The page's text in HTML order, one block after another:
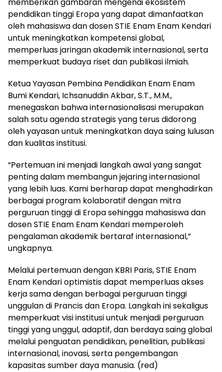
pendidikan tinggi Eropa yang dapat dimanfaatkan
oleh mahasiswa dan dosen STIE Enam Enam Kendari
untuk meningkatkan kompetensi global,
memperluas jaringan akademik internasional, serta
memperkuat budaya riset dan publikasi ilmiah.
Ketua Yayasan Pembina Pendidikan Enam Enam
Bumi Kendari, Ichsanuddin Akbar, S.T., M.M.,
menegaskan bahwa internasionalisasi merupakan
salah satu agenda strategis yang terus didorong
oleh yayasan untuk meningkatkan daya saing lulusan
dan kualitas institusi.
“Pertemuan ini menjadi langkah awal yang sangat
penting dalam membangun jejaring internasional
yang lebih luas. Kami berharap dapat menghadirkan
berbagai program kolaboratif dengan mitra
perguruan tinggi di Eropa sehingga mahasiswa dan
dosen STIE Enam Enam Kendari memperoleh
pengalaman akademik bertaraf internasional,”
ungkapnya.
Melalui pertemuan dengan KBRI Paris, STIE Enam
Enam Kendari optimistis dapat memperluas akses
kerja sama dengan berbagai perguruan tinggi
unggulan di Prancis dan Eropa. Langkah ini sekaligus
memperkuat visi institusi untuk menjadi perguruan
tinggi yang unggul, adaptif, dan berdaya saing global
melalui penguatan pendidikan, penelitian, publikasi
internasional, inovasi, serta pengembangan
kapasitas sumber daya manusia. (red)